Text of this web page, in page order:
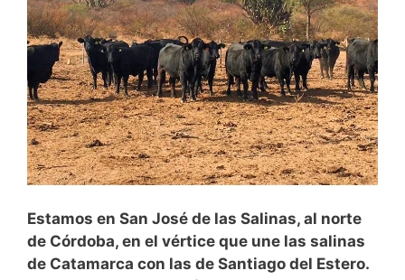
Estamos en San José de las Salinas, al norte
de Córdoba, en el vértice que une las salinas
de Catamarca con las de Santiago del Estero.